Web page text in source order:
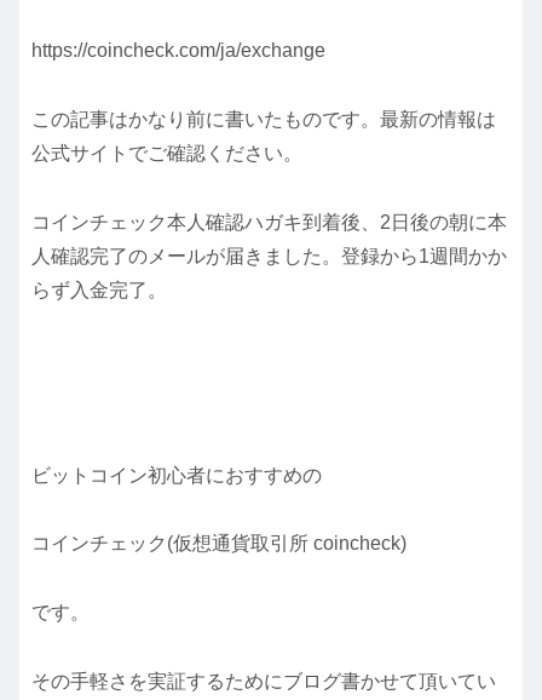
https://coincheck.com/ja/exchange
この記事はかなり前に書いたものです。最新の情報は
公式サイトでご確認ください。
コインチェック本人確認ハガキ到着後、2日後の朝に本
人確認完了のメールが届きました。登録から1週間かか
らず入金完了。
ビットコイン初心者におすすめの
コインチェック(仮想通貨取引所 coincheck)
です。
その手軽さを実証するためにブログ書かせて頂いてい